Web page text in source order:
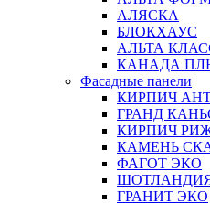
АЛЯСКА
БЛОКХАУС
АЛЬТА
КАНАДА
Фасадные панели
КИРПИЧ
ГРАНД
КИРПИЧ
КАМЕНЬ
ФАГОТ ЭКО
ГРАНИТ ЭКО